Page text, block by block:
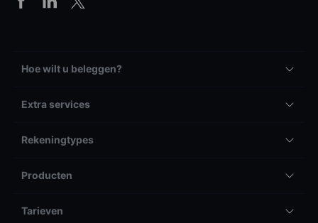
Hoe wilt u beleggen?
Extra services
Rekeningtypes
Producten
Tarieven